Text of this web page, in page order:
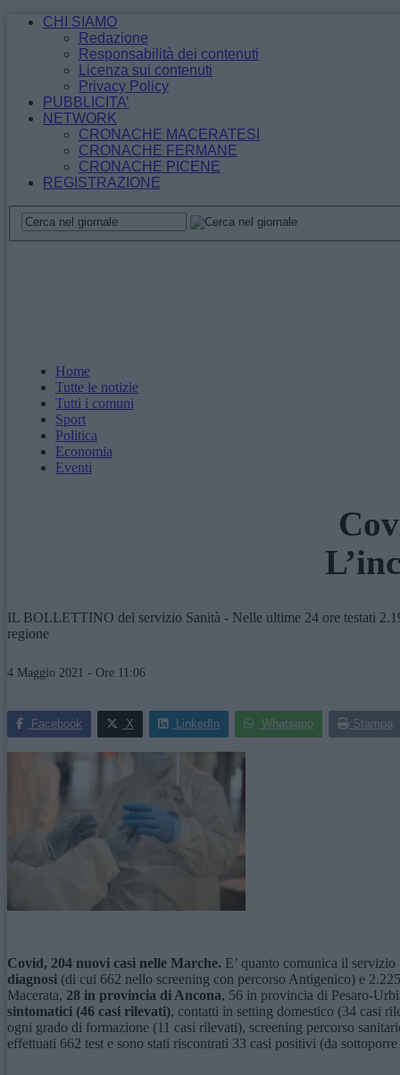
CHI SIAMO
Redazione
Responsabilità dei contenuti
Licenza sui contenuti
Privacy Policy
PUBBLICITA’
NETWORK
CRONACHE MACERATESI
CRONACHE FERMANE
CRONACHE PICENE
REGISTRAZIONE
Home
Tutte le notizie
Tutti i comuni
Sport
Politica
Economia
Eventi
IL BOLLETTINO del servizio Sanità - Nelle ultime 24 ore testati
regione
4 Maggio 2021 - Ore 11:06
Facebook X LinkedIn Whatsapp Stampa
Covid, 204 nuovi casi nelle Marche. E’ quanto comunica il
diagnosi (di cui 662 nello screening con percorso Antigenico) e
Macerata, 28 in provincia di Ancona, 56 in provincia di Pesaro-
sintomatici (46 casi rilevati), contatti in setting domestico (34 casi
ogni grado di formazione (11 casi rilevati), screening percorso
effettuati 662 test e sono stati riscontrati 33 casi positivi (da